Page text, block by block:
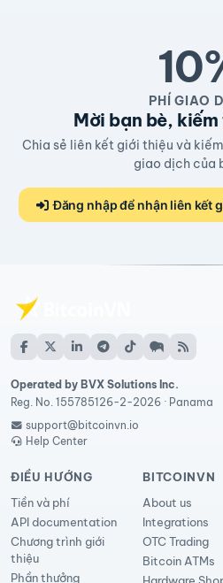
PHÍ GIAO
Mời bạn bè,
Chia sẻ liên kết giới thiệu và
giao dịch của
Đăng nhập để nhận liên kết
Operated by BVX Solutions Inc.
Reg. No. 155785126-2-2026 · Panama
support@bitcoinvn.io
Help Center
ĐIỀU HƯỚNG
Tiền và phí
API documentation
Chương trình giới
thiệu
Phần thưởng
BITCOINVN
About us
Integrations
OTC Trading
Bitcoin ATMs